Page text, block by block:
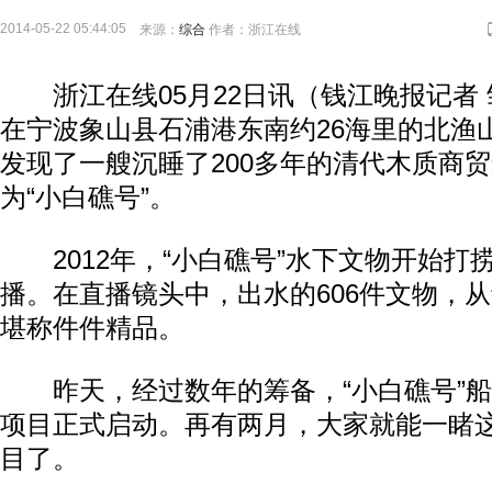
2014-05-22 05:44:05 来源： 综合 作者：浙江在线
浙江在线05月22日讯（钱江晚报记者
在宁波象山县石浦港东南约26海里的北渔
发现了一艘沉睡了200多年的清代木质商
为“小白礁号”。
2012年，“小白礁号”水下文物开始打
播。在直播镜头中，出水的606件文物，
堪称件件精品。
昨天，经过数年的筹备，“小白礁号”
项目正式启动。再有两月，大家就能一睹
目了。